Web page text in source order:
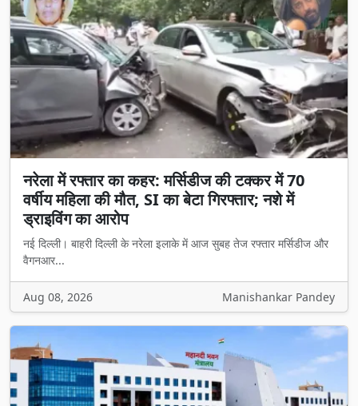
नरेला में रफ्तार का कहर: मर्सिडीज की टक्कर में 70
वर्षीय महिला की मौत, SI का बेटा गिरफ्तार; नशे में
ड्राइविंग का आरोप
नई दिल्ली। बाहरी दिल्ली के नरेला इलाके में आज सुबह तेज रफ्तार मर्सिडीज और
वैगनआर...
Aug 08, 2026 Manishankar Pandey